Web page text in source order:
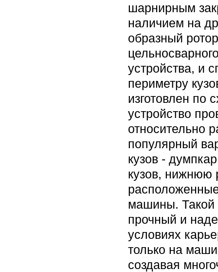
шарнирным
наличием на
образный
устройства, и
периметру
изготовлен по
устройство
относительно
популярный
кузов -
кузов, нижнюю
машины. Такой
прочный и
условиях
только на
создавая